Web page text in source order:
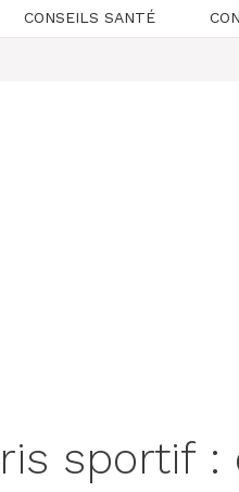
CONSEILS SANTÉ
sportif :